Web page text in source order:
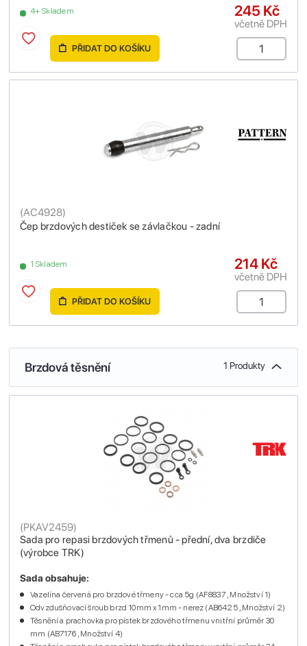
4+ Skladem 245 Kč
včetně DPH
PŘIDAT DO KOŠÍKU
Čep brzdových destiček se závlačkou - zadní
(AC4928)
1 Skladem 214 Kč
včetně DPH
PŘIDAT DO KOŠÍKU
Brzdová těsnění 1 Produkty
Sada pro repasi brzdových třmenů - přední, dva brzdiče
(výrobce TRK)
(PKAV2459)
Sada obsahuje:
Vazelína červená pro brzdové třmeny - cca 5g (AF8837 , Množství 1)
Odvzdušňovací šroub brzd 10mm x 1mm - nerez (AB6425 , Množství 2)
Těsnění a prachovka pro pístek brzdového třmenu vnitřní průměr 30
mm (AB7176 , Množství 4)